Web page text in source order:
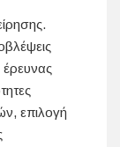
επιλογή